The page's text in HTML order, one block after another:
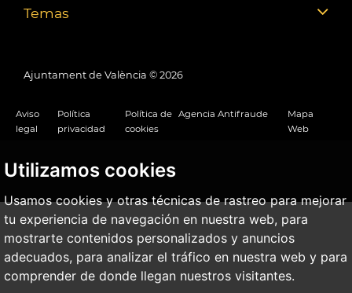
Utilizamos cookies
Usamos cookies y otras técnicas de rastreo para mejorar
tu experiencia de navegación en nuestra web, para
mostrarte contenidos personalizados y anuncios
adecuados, para analizar el tráfico en nuestra web y para
comprender de donde llegan nuestros visitantes.
Temas
Ajuntament de València © 2026
Aviso
legal
Política
privacidad
Política de
cookies
Agencia Antifraude
Mapa
Web